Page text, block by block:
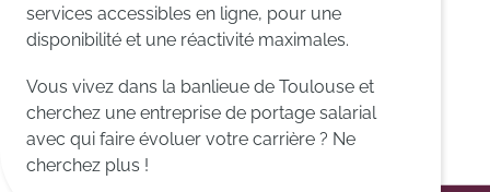
services accessibles en ligne, pour une
disponibilité et une réactivité maximales.
Vous vivez dans la banlieue de Toulouse et
cherchez une entreprise de portage salarial
avec qui faire évoluer votre carrière ? Ne
cherchez plus !